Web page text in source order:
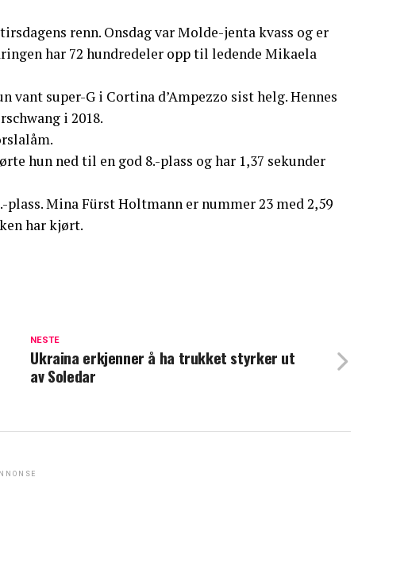
renn. Onsdag var Molde-jenta kvass og er
har 72 hundredeler opp til ledende Mikaela
super-G i Cortina d’Ampezzo sist helg. Hennes
i 2018.
hun ned til en god 8.-plass og har 1,37 sekunder
plass. Mina Fürst Holtmann er nummer 23 med 2,59
har kjørt.
NESTE
Ukraina erkjenner å ha trukket styrker ut
av Soledar